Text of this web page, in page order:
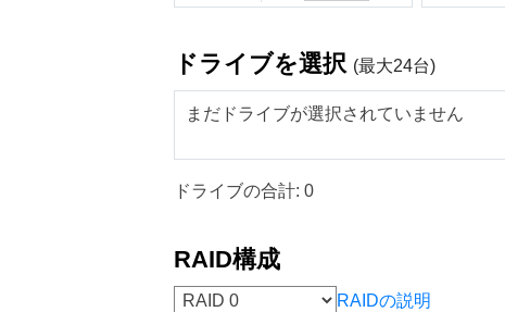
ドライブを選択 (最大24台)
まだドライブが選択されていません
ドライブの合計: 0
RAID構成
RAIDの説明